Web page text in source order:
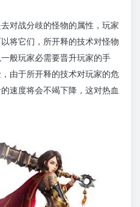
对战分歧的怪物的属性，玩家
将它们，所开释的技术对怪物
般玩家必需要晋升玩家的手
由于所开释的技术对玩家的危
速度将会不竭下降，这对热血